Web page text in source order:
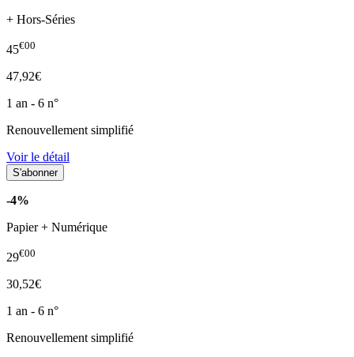
+ Hors-Séries
45€00
47,92€
1 an - 6 n°
Renouvellement simplifié
Voir le détail
-4%
Papier + Numérique
29€00
30,52€
1 an - 6 n°
Renouvellement simplifié